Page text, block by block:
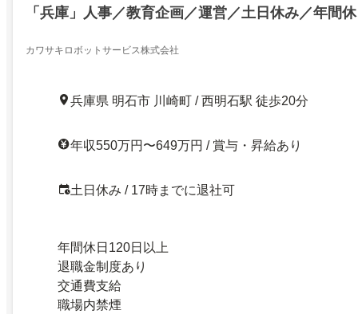
「兵庫」人事／教育企画／運営／土日休み／年間
カワサキロボットサービス株式会社
兵庫県 明石市 川崎町 / 西明石駅 徒歩20分
年収550万円〜649万円 / 賞与・昇給あり
土日休み / 17時までに退社可
年間休日120日以上
退職金制度あり
交通費支給
職場内禁煙